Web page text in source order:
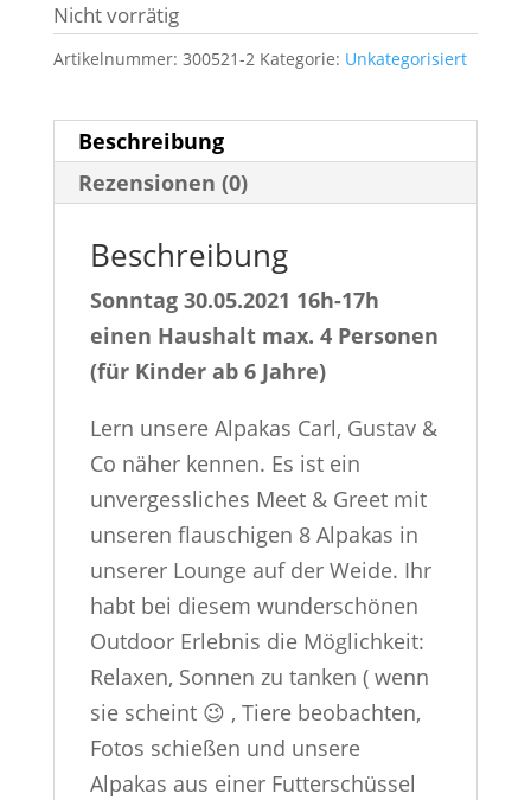
Nicht vorrätig
Artikelnummer: 300521-2 Kategorie: Unkategorisiert
Beschreibung
Rezensionen (0)
Beschreibung
Sonntag 30.05.2021 16h-17h
einen Haushalt max. 4 Personen
(für Kinder ab 6 Jahre)
Lern unsere Alpakas Carl, Gustav &
Co näher kennen. Es ist ein
unvergessliches Meet & Greet mit
unseren flauschigen 8 Alpakas in
unserer Lounge auf der Weide. Ihr
habt bei diesem wunderschönen
Outdoor Erlebnis die Möglichkeit:
Relaxen, Sonnen zu tanken ( wenn
sie scheint 😉 , Tiere beobachten,
Fotos schießen und unsere
Alpakas aus einer Futterschüssel